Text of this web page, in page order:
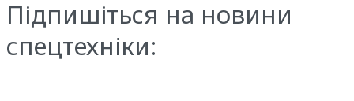
Підпишіться на новини
спецтехніки: